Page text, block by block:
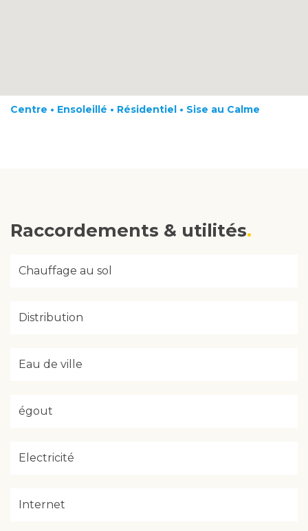
Centre • Ensoleillé • Résidentiel • Sise au Calme
Raccordements & utilités
Chauffage au sol
Distribution
Eau de ville
égout
Electricité
Internet